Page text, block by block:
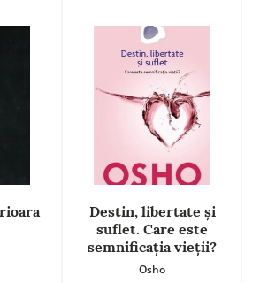
Destin, libertate și
suflet. Care este
semnificația vieții?
Osho